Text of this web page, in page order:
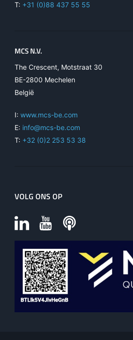
T: +31 (0)88 437 55 55
MCS N.V.
The Crescent, Motstraat 30
BE-2800 Mechelen
België
I: www.mcs-be.com
E: info@mcs-be.com
T: +32 (0)2 253 53 38
VOLG ONS OP